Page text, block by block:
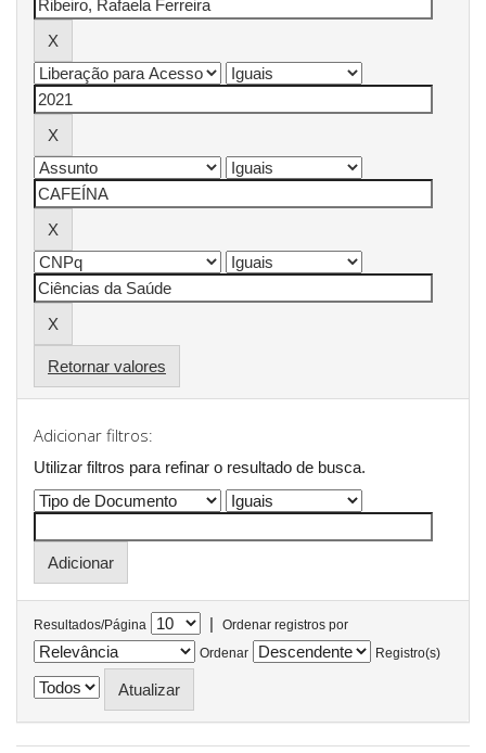
Retornar valores
Adicionar filtros:
Utilizar filtros para refinar o resultado de busca.
Resultados/Página |
Ordenar registros por
Ordenar
Registro(s)